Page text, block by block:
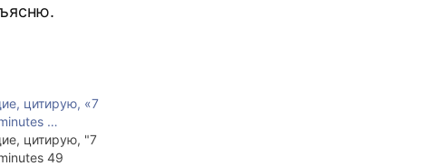
цитирую, «7
…
цитирую, "7
49